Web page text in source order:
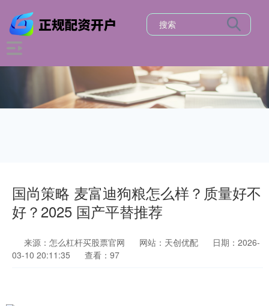
国尚策略 麦富迪狗粮怎么样？质量好不
好？2025 国产平替推荐
来源：怎么杠杆买股票官网 网站：天创优配
日期：2026-
03-10 20:11:35
查看：97